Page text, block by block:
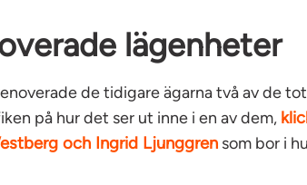
lägenheter
de tidigare ägarna två av de
på hur det ser ut inne i en av dem,
och Ingrid Ljunggren som bor i